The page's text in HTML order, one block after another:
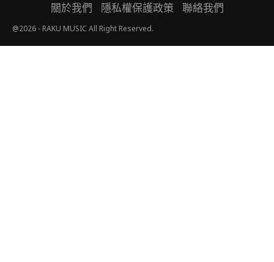
關於我們 隱私權保護政策 聯絡我們
@2026 - RAKU MUSIC All Right Reserved.